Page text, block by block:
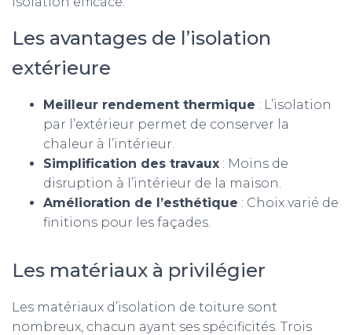
Les avantages de l’isolation
extérieure
Meilleur rendement thermique : L’isolation
par l’extérieur permet de conserver la
chaleur à l’intérieur.
Simplification des travaux : Moins de
disruption à l’intérieur de la maison.
Amélioration de l’esthétique : Choix varié de
finitions pour les façades.
Les matériaux à privilégier
Les matériaux d’isolation de toiture sont
nombreux, chacun ayant ses spécificités. Trois